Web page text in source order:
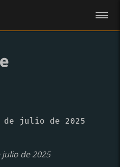
de julio de 2025
de 2025